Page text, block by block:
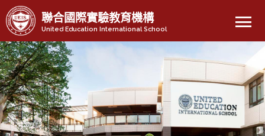
聯合國際實驗教育機構
United Education International School menu